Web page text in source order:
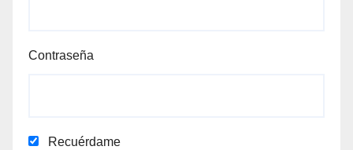
Contraseña
Recuérdame